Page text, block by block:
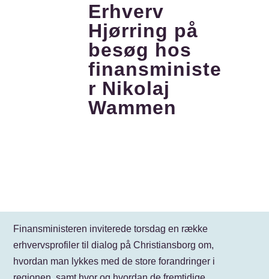
Erhverv
Hjørring på
besøg hos
finansministe
r Nikolaj
Wammen
Finansministeren inviterede torsdag en række
erhvervsprofiler til dialog på Christiansborg om,
hvordan man lykkes med de store forandringer i